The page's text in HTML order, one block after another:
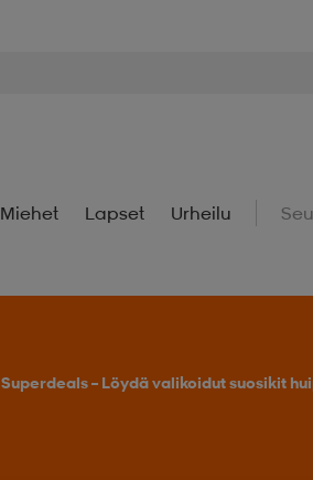
Miehet Lapset Urheilu
Superdeals – Löydä valikoidut suosikit